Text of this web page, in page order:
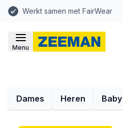
Werkt samen met FairWear
Menu
Dames Heren Baby